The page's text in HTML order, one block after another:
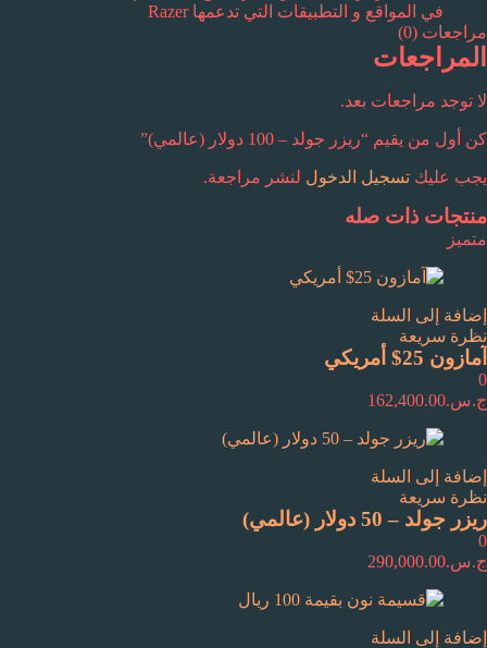
في المواقع و التطبيقات التي تدعمها Razer
مراجعات (0)
المراجعات
لا توجد مراجعات بعد.
كن أول من يقيم “ريزر جولد – 100 دولار (عالمي)”
يجب عليك تسجيل الدخول لنشر مراجعة.
منتجات ذات صله
متميز
إضافة إلى السلة
نظرة سريعة
آمازون 25$ أمريكي
0
ج.س.162,400.00
إضافة إلى السلة
نظرة سريعة
ريزر جولد – 50 دولار (عالمي)
0
ج.س.290,000.00
إضافة إلى السلة